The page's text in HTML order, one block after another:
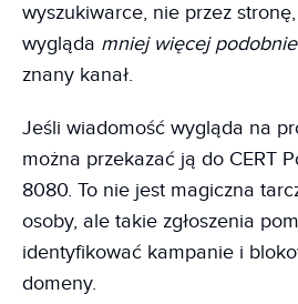
wyszukiwarce, nie przez
wygląda mniej więcej podobnie
znany kanał.
Jeśli wiadomość wygląda na
można przekazać ją do CERT
8080. To nie jest magiczna
osoby, ale takie zgłoszenia
identyfikować kampanie i
domeny.